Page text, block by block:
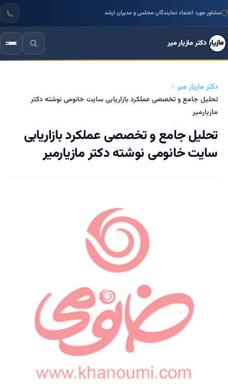
مشاور مورد اعتماد نمایندگان مجلس و مدیران ارشد
دکتر مازیار میر
دکتر مازیار میر
تحلیل جامع و تخصصی عملکرد بازاریابی سایت خانومی نوشته دکتر
مازیارمیر
تحلیل جامع و تخصصی عملکرد بازاریابی
سایت خانومی نوشته دکتر مازیارمیر